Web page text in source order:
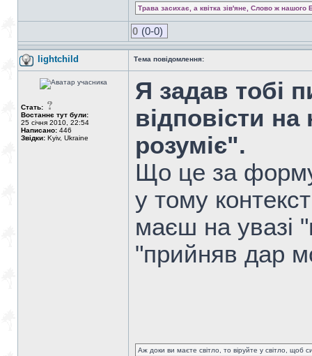
Трава засихає, а квітка зів'яне, Слово ж нашого
0 (0-0)
lightchild Тема повідомлення:
Стать:
Востаннє тут були:
25 січня 2010, 22:54
Написано: 446
Звідки: Kyiv, Ukraine
Я задав тобі
відповісти
розуміє".
Що це за
у тому
маєш на увазі
"прийняв дар
Аж доки ви маєте світло, то віруйте у світло, щоб